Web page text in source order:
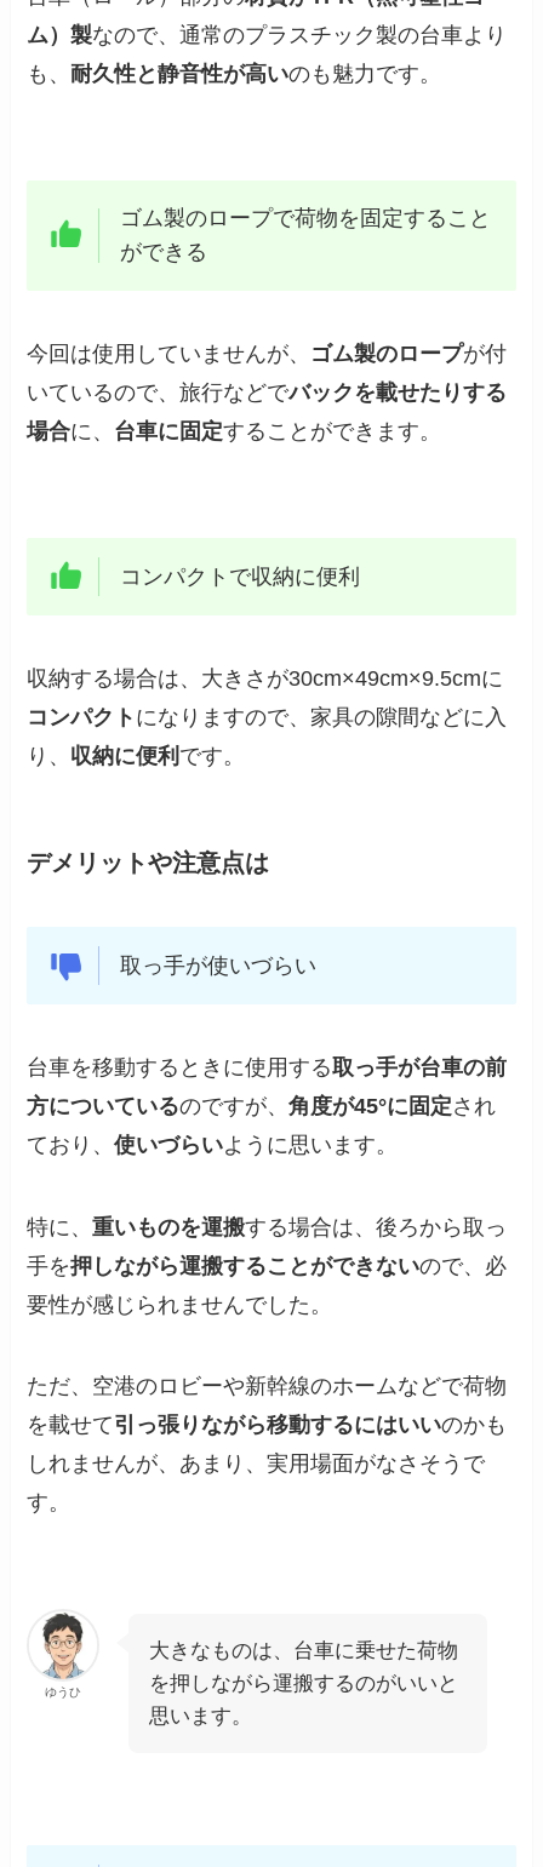
ム）製なので、通常のプラスチック製の台車より
も、 耐久性と静音性が高いのも魅力です。
ゴム製のロープで荷物を固定すること
ができる
今回は使用していませんが、 ゴム製のロープが付
いているので、旅行などでバックを載せたりする
場合に、 台車に固定することができます。
コンパクトで収納に便利
収納する場合は、大きさが30cm×49cm×9.5cmに
コンパクト になりますので、家具の隙間などに入
り、 収納に便利 です。
デメリットや注意点は
取っ手が使いづらい
台車を移動するときに使用する取っ手が台車の前
方についているのですが、角度が45°に固定され
ており、使いづらいように思います。
特に、重いものを運搬する場合は、後ろから取っ
手を押しながら運搬することができないので、必
要性が感じられませんでした。
ただ、空港のロビーや新幹線のホームなどで荷物
を載せて引っ張りながら移動するにはいいのかも
しれませんが、あまり、実用場面がなさそうで
す。
ゆうひ
大きなものは、台車に乗せた荷物
を押しながら運搬するのがいいと
思います。